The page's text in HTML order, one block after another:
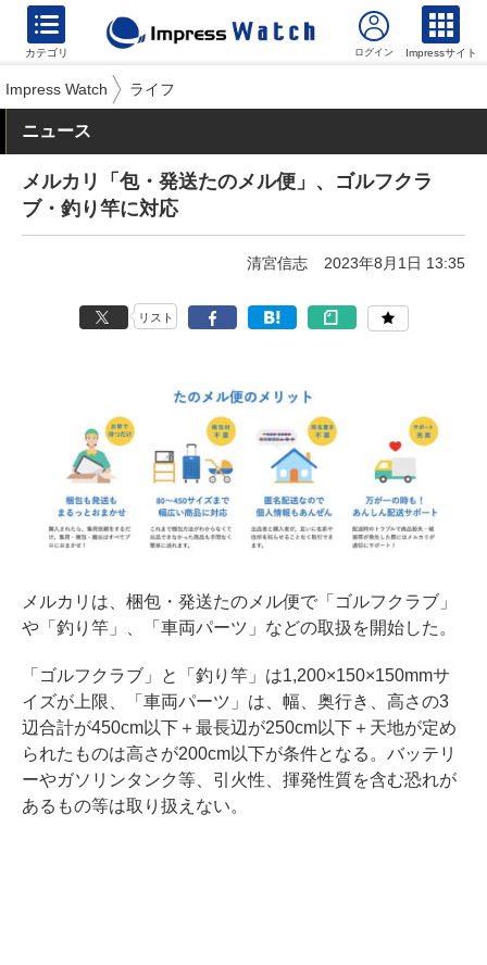
カテゴリ Impressサイト
Impress Watch ライフ
ニュース
メルカリ「包・発送たのメル便」、ゴルフクラ
ブ・釣り竿に対応
清宮信志 2023年8月1日 13:35
リスト
メルカリは、梱包・発送たのメル便で「ゴルフクラブ」
や「釣り竿」、「車両パーツ」などの取扱を開始した。
「ゴルフクラブ」と「釣り竿」は1,200×150×150mmサ
イズが上限、「車両パーツ」は、幅、奥行き、高さの3
辺合計が450cm以下＋最長辺が250cm以下＋天地が定め
られたものは高さが200cm以下が条件となる。バッテリ
ーやガソリンタンク等、引火性、揮発性質を含む恐れが
あるもの等は取り扱えない。